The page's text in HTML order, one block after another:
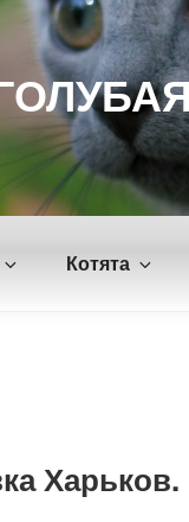
Котята
Харьков.